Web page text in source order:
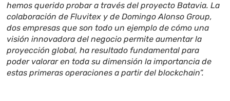
hemos querido probar a través del proyecto Batavia. La
colaboración de Fluvitex y de Domingo Alonso Group,
dos empresas que son todo un ejemplo de cómo una
visión innovadora del negocio permite aumentar la
proyección global, ha resultado fundamental para
poder valorar en toda su dimensión la importancia de
estas primeras operaciones a partir del blockchain”.